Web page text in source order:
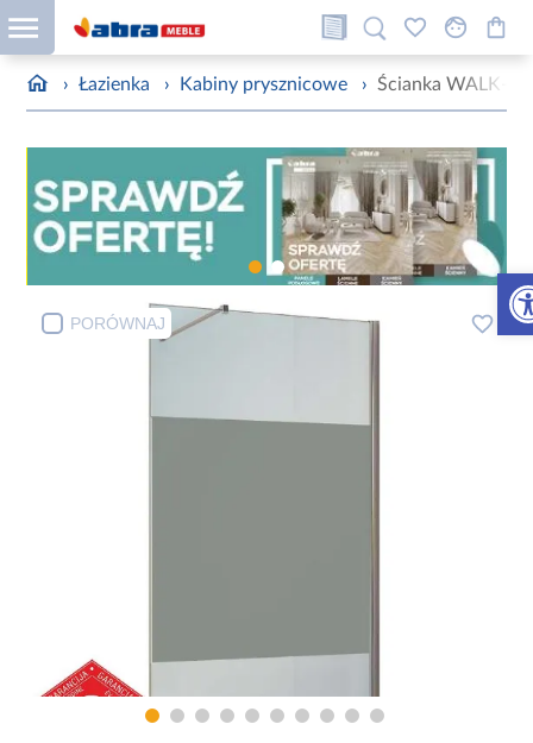
› Łazienka › Kabiny prysznicowe › Ścianka WALK-
PORÓWNAJ